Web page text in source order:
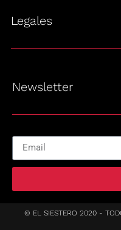
Legales
Newsletter
© EL SIESTERO 2020 -